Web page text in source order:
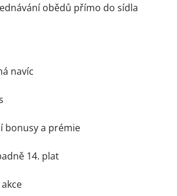
obědů přímo do sídla
navíc
bonusy a prémie
14. plat